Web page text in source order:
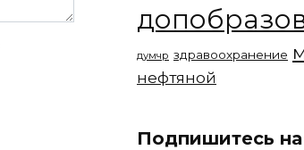
думчр здравоохранение
нефтяной
Подпишитесь на